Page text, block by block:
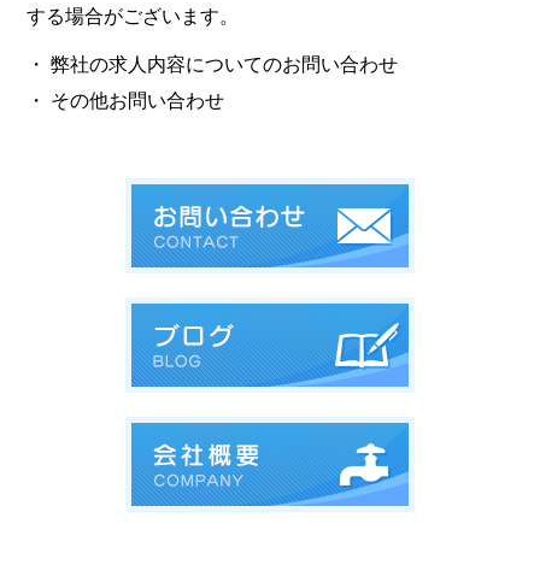
する場合がございます。
・ 弊社の求人内容についてのお問い合わせ
・ その他お問い合わせ